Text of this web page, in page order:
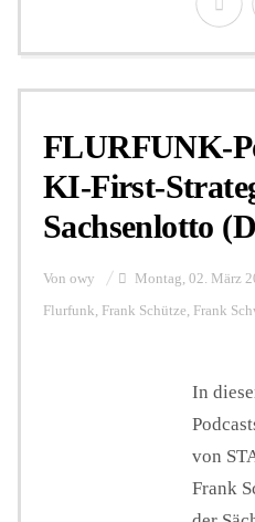
FLURFUNK-
KI-First-
Sachsenlotto
Von owy Montag, 02. März
Flurfunk, Frank Schütze, Frank
In
von
Frank